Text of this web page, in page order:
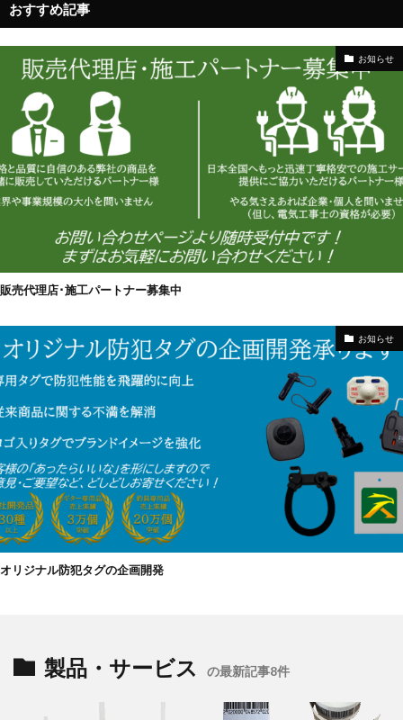
おすすめ記事
お知らせ
販売代理店･施工パートナー募集中
お知らせ
オリジナル防犯タグの企画開発
製品・サービス の最新記事8件